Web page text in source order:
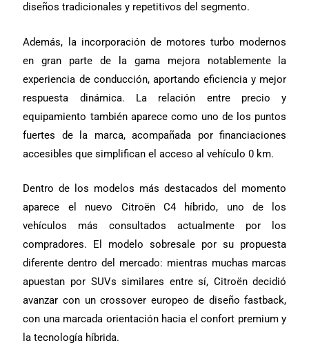
diseños tradicionales y repetitivos del segmento.
Además, la incorporación de motores turbo modernos
en gran parte de la gama mejora notablemente la
experiencia de conducción, aportando eficiencia y mejor
respuesta dinámica. La relación entre precio y
equipamiento también aparece como uno de los puntos
fuertes de la marca, acompañada por financiaciones
accesibles que simplifican el acceso al vehículo 0 km.
Dentro de los modelos más destacados del momento
aparece el nuevo Citroën C4 híbrido, uno de los
vehículos más consultados actualmente por los
compradores. El modelo sobresale por su propuesta
diferente dentro del mercado: mientras muchas marcas
apuestan por SUVs similares entre sí, Citroën decidió
avanzar con un crossover europeo de diseño fastback,
con una marcada orientación hacia el confort premium y
la tecnología híbrida.